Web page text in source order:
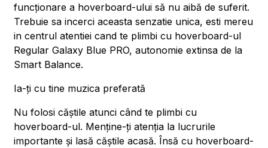
funcționare a hoverboard-ului să nu aibă de suferit.
Trebuie sa incerci aceasta senzatie unica, esti mereu
in centrul atentiei cand te plimbi cu hoverboard-ul
Regular Galaxy Blue PRO, autonomie extinsa de la
Smart Balance.
Ia-ți cu tine muzica preferată
Nu folosi căștile atunci când te plimbi cu
hoverboard-ul. Menține-ți atenția la lucrurile
importante și lasă căștile acasă. Însă cu hoverboard-